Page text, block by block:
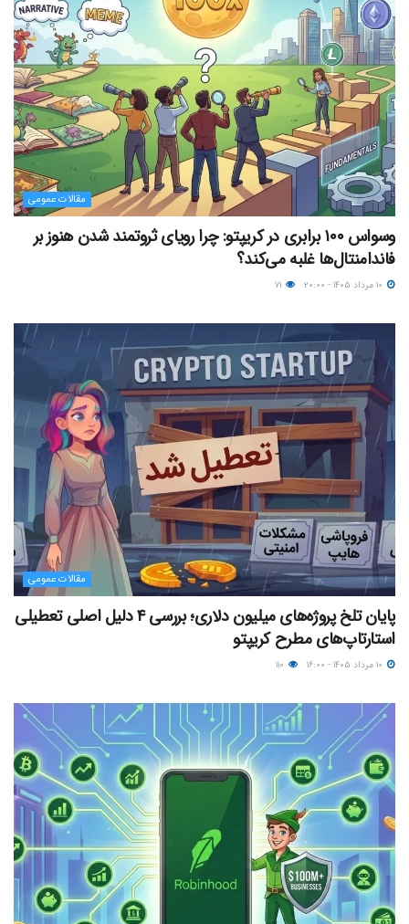
مقالات عمومی
وسواس ۱۰۰ برابری در کریپتو: چرا رویای ثروتمند شدن هنوز بر
فاندامنتال‌ها غلبه می‌کند؟
مقالات عمومی
پایان تلخ پروژه‌های میلیون دلاری؛ بررسی ۴ دلیل اصلی تعطیلی
استارتاپ‌های مطرح کریپتو